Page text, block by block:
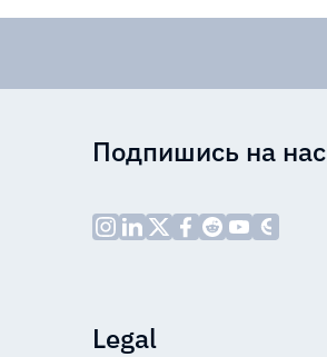
Подпишись на нас
Legal